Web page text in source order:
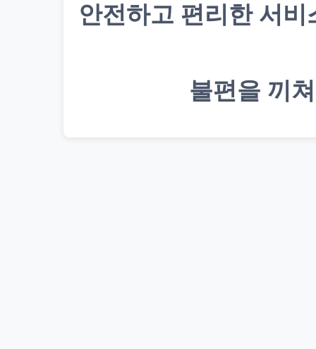
안전하고 편리한 서
불편을 끼